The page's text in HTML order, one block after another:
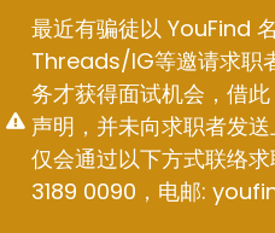
最近有骗徒以 YouFind
Threads/IG等邀请求职
务才获得面试机会，借
声明，并未向求职者发
仅会通过以下方式联络
3189 0090，电邮: